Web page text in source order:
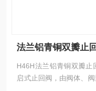
法兰铝青铜双瓣止
H46H法兰铝青铜双瓣止
启式止回阀，由阀体、